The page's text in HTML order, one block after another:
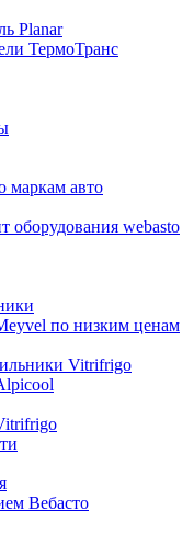
Planar
ТермоТранс
маркам авто
оборудования webasto
по низким ценам
Vitrifrigo
Вебасто